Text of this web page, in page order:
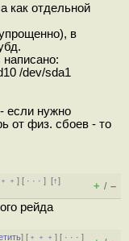
как отдельной
в
/dev/sda1
если нужно
от физ. сбоев - то
] [ · · ·][↑]
+ / –
рейда
] [ ﹢﹢﹢] [ · · ·]